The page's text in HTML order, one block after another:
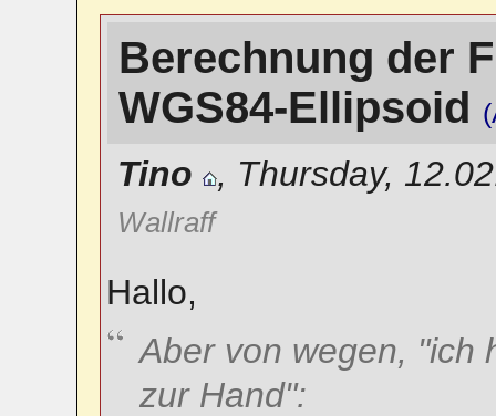
Berechnung der
WGS84-Ellipsoid
Tino , Thursday,
Wallraff
Hallo,
Aber von wegen, "ich
zur Hand":